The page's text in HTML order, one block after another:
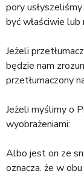
pory
być właściwie lub
Jeżeli
będzie nam
przetłumaczony
Jeżeli myślimy o
wyobrażeniami:
Albo jest on ze
oznacza, że w